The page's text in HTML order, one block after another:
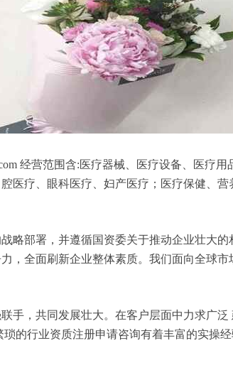
经营范围含:医疗器械、医疗设备、医疗
医疗、眼科医疗、妇产医疗；医疗保健、
略部署，并遵循国资委关于推动企业壮大
，全面刷新企业整体素质。我们面向全球
手，共同发展壮大。在客户层面中力求广
的行业资质注册申请咨询有着丰富的实操